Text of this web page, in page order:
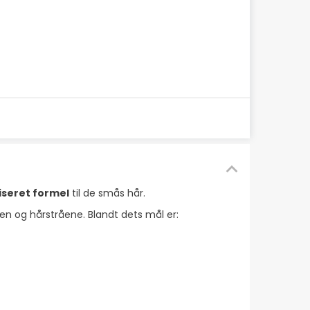
formel til de smås hår.
og hårstråene. Blandt dets mål er: